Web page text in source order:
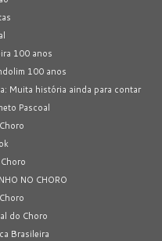
100 anos
100 anos
Muita história ainda para contar
Pascoal
NO CHORO
do Choro
Brasileira